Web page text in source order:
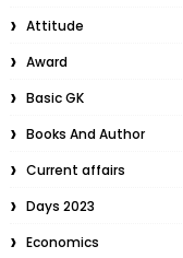
Attitude
Award
Basic GK
Books And Author
Current affairs
Days 2023
Economics